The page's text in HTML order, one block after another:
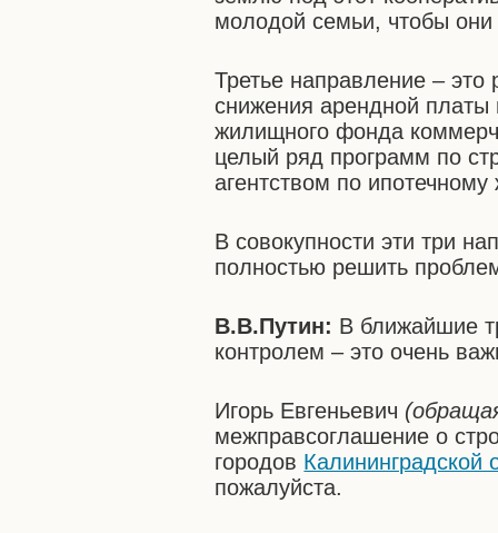
молодой семьи, чтобы они
Третье направление – это
снижения арендной
жилищного фонда
целый ряд программ по
агентством по
В совокупности эти три
полностью решить
В.В.Путин: В ближайшие
контролем – это очень
Игорь Евгеньевич
межправсоглашение о
городов Калининградской
пожалуйста.